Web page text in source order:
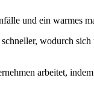
und ein warmes
wodurch
arbeitet,